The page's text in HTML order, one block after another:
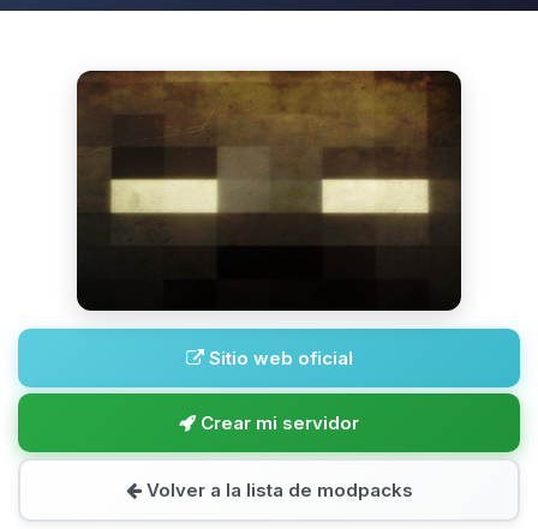
Sitio web oficial
Crear mi servidor
Volver a la lista de modpacks